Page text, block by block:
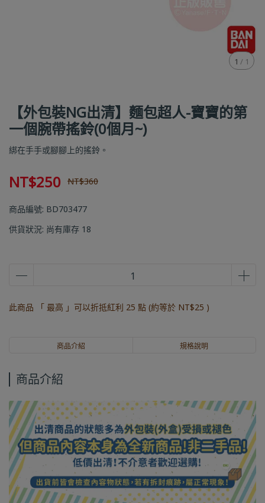
1 / 1
【外包裝NG出清】麵包超人-寶寶的第
一個腕帶搖鈴(0個月~)
綁在手手或腳腳上的搖鈴。
NT$250 NT$360
商品編號: BD703477
供貨狀況: 尚有庫存 18
此商品 「 最高 」可以折抵紅利 25 點 (約等於 NT$25 )
商品介紹 規格說明
商品介紹